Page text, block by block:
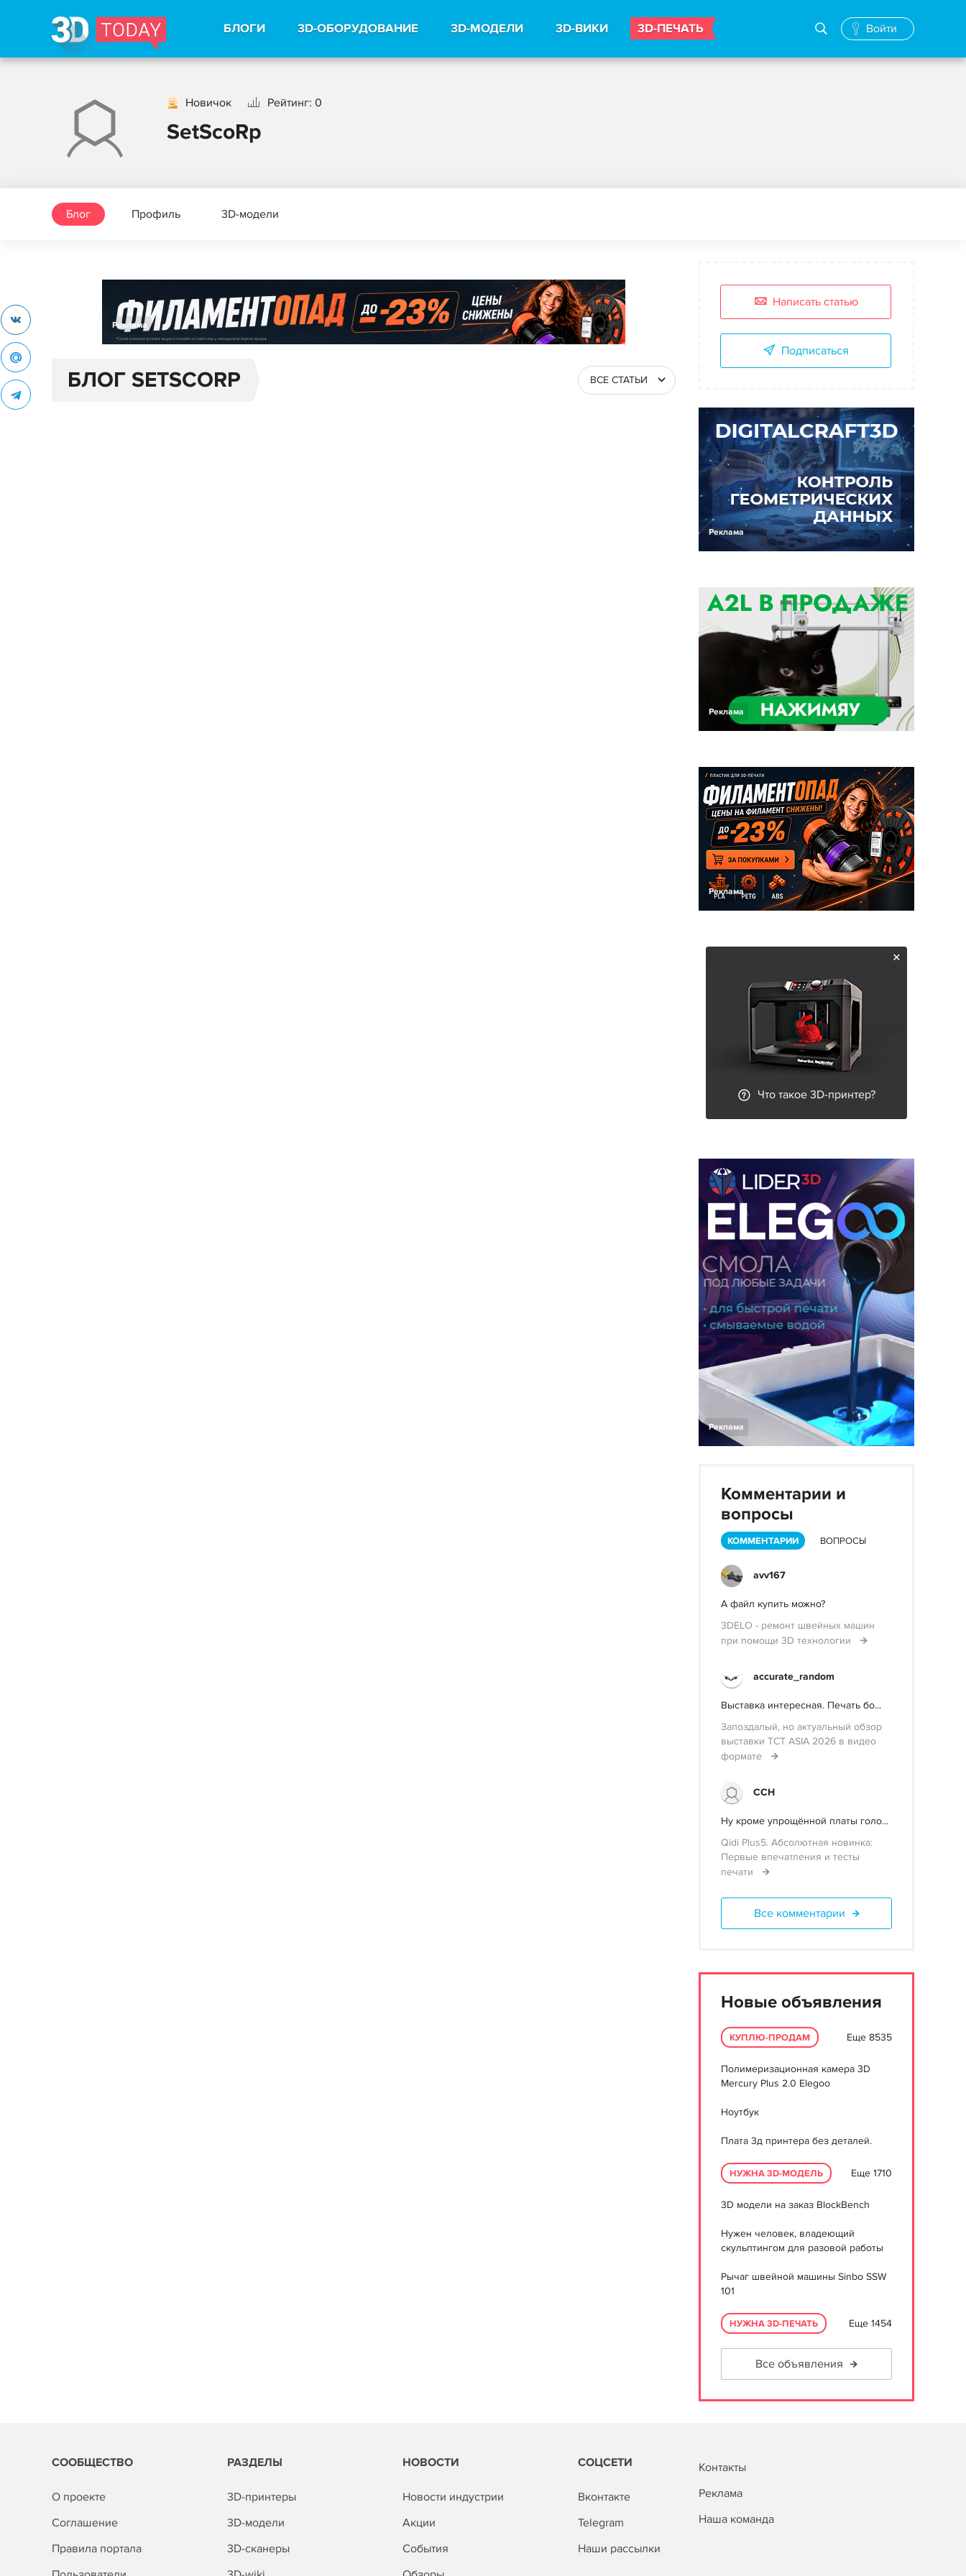
БЛОГИ 3D-ОБОРУДОВАНИЕ 3D-МОДЕЛИ 3D-ВИКИ 3D-ПЕЧАТЬ Войти
Новичок Рейтинг: 0
SetScoRp
Блог Профиль 3D-модели
Реклама
БЛОГ SETSCORP ВСЕ СТАТЬИ
Написать статью
Подписаться
Реклама
Реклама
Реклама
Что такое 3D-принтер?
Реклама
Комментарии и
вопросы
КОММЕНТАРИИ ВОПРОСЫ
avv167
А файл купить можно?
3DELO - ремонт швейных машин
при помощи 3D технологии
accurate_random
Выставка интересная. Печать бо...
Запоздалый, но актуальный обзор
выставки TCT ASIA 2026 в видео
формате
ССН
Ну кроме упрощённой платы голо...
Qidi Plus5. Абсолютная новинка:
Первые впечатления и тесты
печати
Все комментарии
Новые объявления
КУПЛЮ-ПРОДАМ Еще 8535
Полимеризационная камера 3D
Mercury Plus 2.0 Elegoo
Ноутбук
Плата 3д принтера без деталей.
НУЖНА 3D-МОДЕЛЬ Еще 1710
3D модели на заказ BlockBench
Нужен человек, владеющий
скульптингом для разовой работы
Рычаг швейной машины Sinbo SSW
101
НУЖНА 3D-ПЕЧАТЬ Еще 1454
Все объявления
СООБЩЕСТВО
О проекте
Соглашение
Правила портала
РАЗДЕЛЫ
3D-принтеры
3D-модели
3D-сканеры
НОВОСТИ
Новости индустрии
Акции
События
СОЦСЕТИ
Вконтакте
Telegram
Наши рассылки
Контакты
Реклама
Наша команда